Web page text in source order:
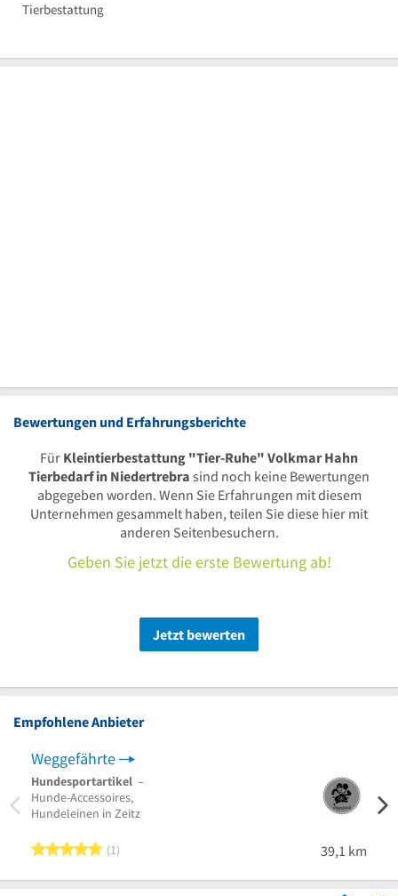
Tierbestattung
Bewertungen und Erfahrungsberichte
Für Kleintierbestattung "Tier-Ruhe" Volkmar Hahn
Tierbedarf in Niedertrebra sind noch keine Bewertungen
abgegeben worden. Wenn Sie Erfahrungen mit diesem
Unternehmen gesammelt haben, teilen Sie diese hier mit
anderen Seitenbesuchern.
Geben Sie jetzt die erste Bewertung ab!
Jetzt bewerten
Empfohlene Anbieter
Weggefährte
Hundesportartikel –
Hunde-Accessoires,
Hundeleinen in Zeitz
5 von 5 Sternen
1 39,1 km